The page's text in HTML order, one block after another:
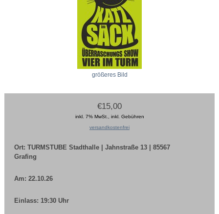
größeres Bild
€15,00
inkl. 7% MwSt., inkl. Gebühren
versandkostenfrei
Ort: TURMSTUBE Stadthalle | Jahnstraße 13 | 85567
Grafing
Am: 22.10.26
Einlass: 19:30 Uhr